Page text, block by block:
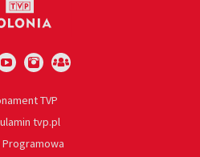
TVP
tvp.pl
Programowa